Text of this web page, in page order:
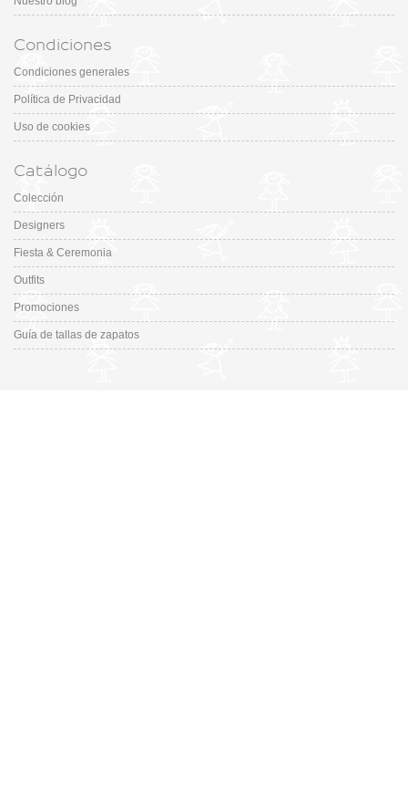
Condiciones
Condiciones generales
Política de Privacidad
Uso de cookies
Catálogo
Colección
Designers
Fiesta & Ceremonia
Outfits
Promociones
Guía de tallas de zapatos